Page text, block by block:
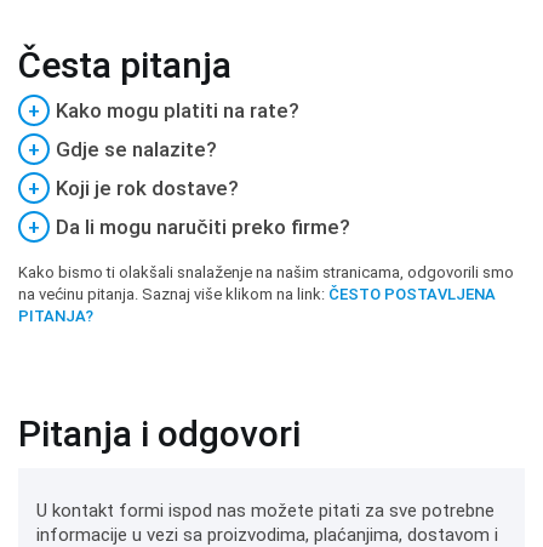
Česta pitanja
+
Kako mogu platiti na rate?
+
Gdje se nalazite?
+
Koji je rok dostave?
+
Da li mogu naručiti preko firme?
Kako bismo ti olakšali snalaženje na našim stranicama, odgovorili smo
na većinu pitanja. Saznaj više klikom na link: ČESTO POSTAVLJENA
PITANJA?
Pitanja i odgovori
U kontakt formi ispod nas možete pitati za sve potrebne
informacije u vezi sa proizvodima, plaćanjima, dostavom i